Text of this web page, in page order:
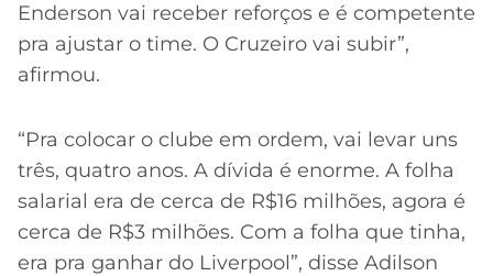
Enderson vai receber reforços e é competente
pra ajustar o time. O Cruzeiro vai subir”,
afirmou.
“Pra colocar o clube em ordem, vai levar uns
três, quatro anos. A dívida é enorme. A folha
salarial era de cerca de R$16 milhões, agora é
cerca de R$3 milhões. Com a folha que tinha,
era pra ganhar do Liverpool”, disse Adilson